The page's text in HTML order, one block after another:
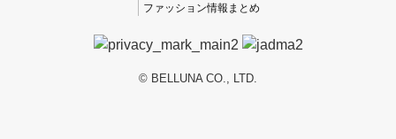
ファッション情報まとめ
© BELLUNA CO., LTD.